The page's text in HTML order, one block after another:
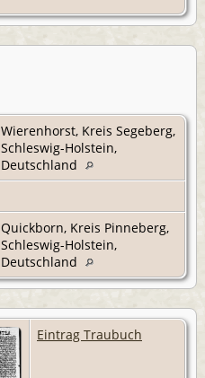
Wierenhorst, Kreis Segeberg,
Schleswig-Holstein,
Deutschland
Quickborn, Kreis Pinneberg,
Schleswig-Holstein,
Deutschland
Eintrag Traubuch